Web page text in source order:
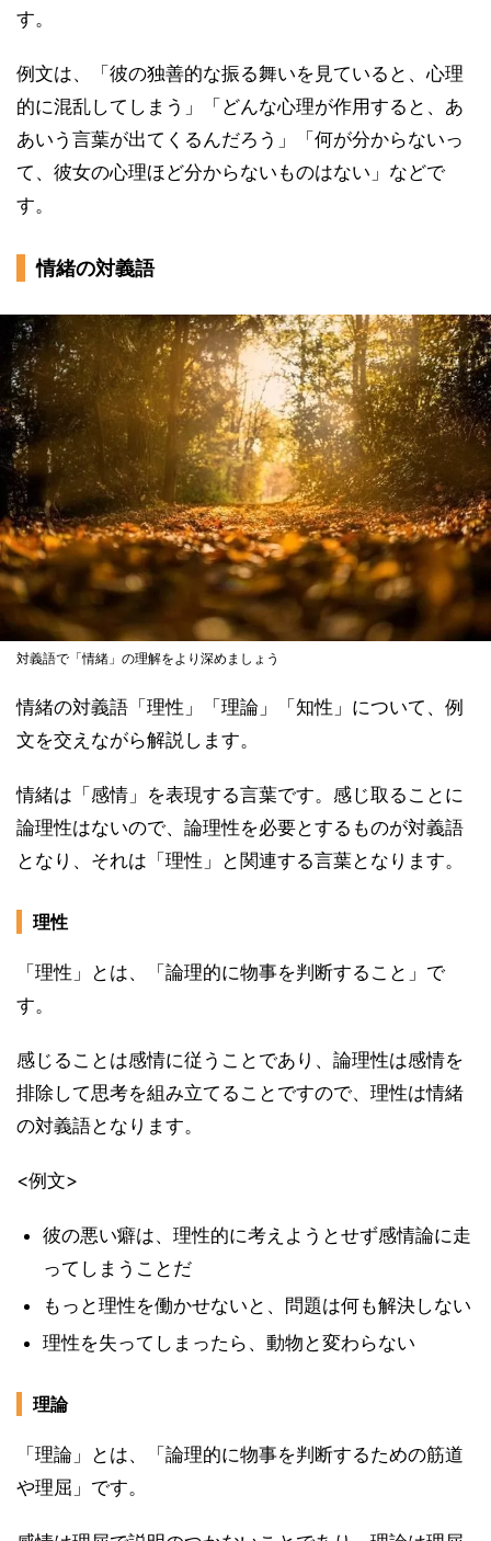
す。
例文は、「彼の独善的な振る舞いを見ていると、心理
的に混乱してしまう」「どんな心理が作用すると、あ
あいう言葉が出てくるんだろう」「何が分からないっ
て、彼女の心理ほど分からないものはない」などで
す。
情緒の対義語
対義語で「情緒」の理解をより深めましょう
情緒の対義語「理性」「理論」「知性」について、例
文を交えながら解説します。
情緒は「感情」を表現する言葉です。感じ取ることに
論理性はないので、論理性を必要とするものが対義語
となり、それは「理性」と関連する言葉となります。
理性
「理性」とは、「論理的に物事を判断すること」で
す。
感じることは感情に従うことであり、論理性は感情を
排除して思考を組み立てることですので、理性は情緒
の対義語となります。
<例文>
彼の悪い癖は、理性的に考えようとせず感情論に走
ってしまうことだ
もっと理性を働かせないと、問題は何も解決しない
理性を失ってしまったら、動物と変わらない
理論
「理論」とは、「論理的に物事を判断するための筋道
や理屈」です。